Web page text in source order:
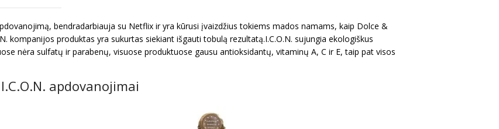
bendradarbiauja su Netflix ir yra kūrusi įvaizdžius tokiems mados namams, kaip Dolce &
kompanijos produktas yra sukurtas siekiant išgauti tobulą rezultatą.I.C.O.N. sujungia ekologiškus
nėra sulfatų ir parabenų, visuose produktuose gausu antioksidantų, vitaminų A, C ir E, taip pat visos
I.C.O.N. apdovanojimai